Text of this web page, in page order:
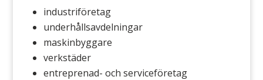
industriföretag
underhållsavdelningar
maskinbyggare
verkstäder
entreprenad- och serviceföretag